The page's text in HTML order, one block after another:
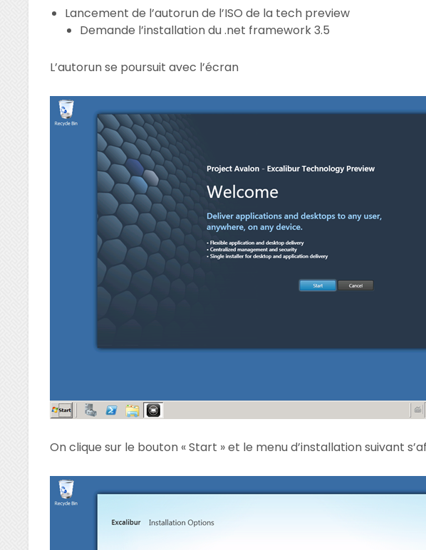
Lancement de l’autorun de l’ISO de la tech preview
Demande l’installation du .net framework 3.5
L’autorun se poursuit avec l’écran
On clique sur le bouton « Start » et le menu d’installation suivant